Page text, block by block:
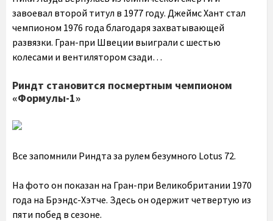
завоевал второй титул в 1977 году. Джеймс Хант стал
чемпионом 1976 года благодаря захватывающей
развязки. Гран-при Швеции выиграли с шестью
колесами и вентилятором сзади…
Риндт становится посмертным чемпионом
«Формулы-1»
Все запомнили Риндта за рулем безумного Lotus 72.
На фото он показан на Гран-при Великобритании 1970
года на Брэндс-Хэтче. Здесь он одержит четвертую из
пяти побед в сезоне.